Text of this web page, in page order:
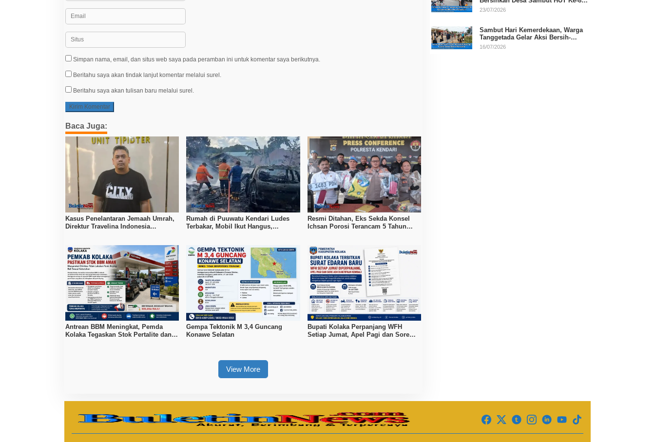
Simpan nama, email, dan situs web saya pada peramban ini untuk komentar saya berikutnya.
Beritahu saya akan tindak lanjut komentar melalui surel.
Beritahu saya akan tulisan baru melalui surel.
Baca Juga:
Kasus Penelantaran Jemaah Umrah,
Direktur Travelina Indonesia
Rumah di Puuwatu Kendari Ludes
Terbakar, Mobil Ikut Hangus,
Resmi Ditahan, Eks Sekda Konsel
Ichsan Porosi Terancam 5 Tahun
Antrean BBM Meningkat, Pemda
Kolaka Tegaskan Stok Pertalite dan
Gempa Tektonik M 3,4 Guncang
Konawe Selatan
Bupati Kolaka Perpanjang WFH
Setiap Jumat, Apel Pagi dan Sore
View More
RI
23/07/2026
Sambut Hari Kemerdekaan, Warga
Tanggetada Gelar Aksi Bersih-
Bersih Desa
16/07/2026